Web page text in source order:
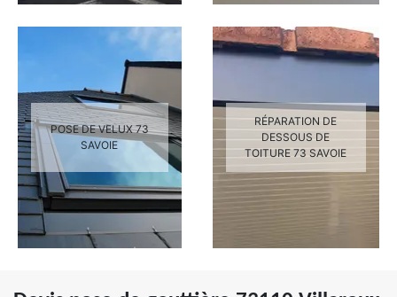
POSE DE VELUX 73
SAVOIE
RÉPARATION DE
DESSOUS DE
TOITURE 73 SAVOIE